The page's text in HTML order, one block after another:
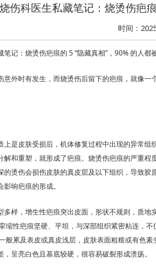
烧伤科医生私藏笔记：烧烫伤疤
时间：
记：烧烫伤疤痕的 5 “隐藏真相”，90% 的人都
时有发生，而烧烫伤后留下的疤痕，就像一
是皮肤受损后，机体修复过程中出现的异常组
解和重塑，就形成了疤痕。烧烫伤疤痕的严重
的烫伤会损伤皮肤的真皮层及以下组织，导致
响疤痕的形成。
样，增生性疤痕突出皮面，形状不规则，质地
缩性疤痕坚硬、平坦，与深部组织紧密粘连，
般累及表皮或真皮浅层，皮肤表面粗糙或有色
呈亮白色且基底较硬，很容易破裂形成溃疡。